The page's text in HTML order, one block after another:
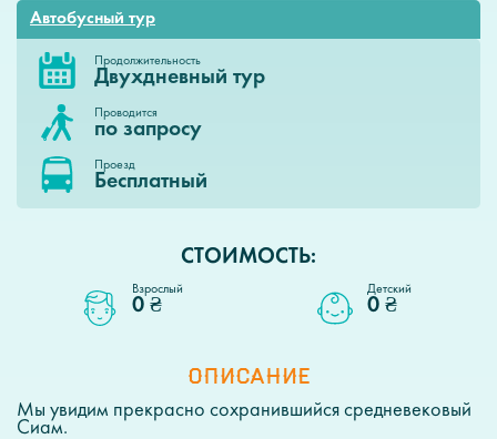
Автобусный тур
Продолжительность
Двухдневный тур
Проводится
по запросу
Проезд
Бесплатный
СТОИМОСТЬ:
Взрослый
0 ₴
Детский
0 ₴
ОПИСАНИЕ
Мы увидим прекрасно сохранившийся средневековый
Сиам.